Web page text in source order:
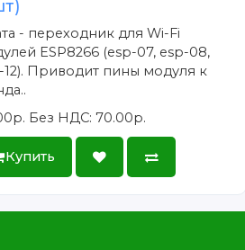
- переходник для Wi-Fi
ESP8266 (esp-07, esp-08,
12). Приводит пины модуля к
Без НДС: 70.00р.
Купить